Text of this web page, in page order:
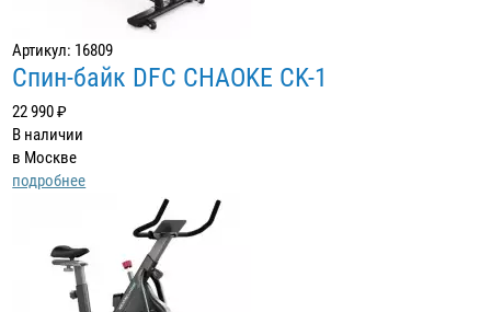
Артикул: 16809
Cпин-байк DFC CHAOKE CK-1
22 990 ₽
В наличии
в Москве
подробнее